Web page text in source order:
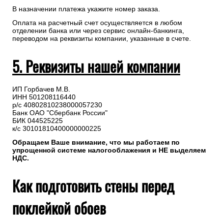
В назначении платежа укажите номер заказа.
Оплата на расчетный счет осуществляется в любом
отделении банка или через сервис онлайн-банкинга,
переводом на реквизиты компании, указанные в счете.
5. Реквизиты нашей компании
ИП Горбачев М.В.
ИНН 501208116440
р/с 40802810238000057230
Банк ОАО "Сбербанк России"
БИК 044525225
к/с 30101810400000000225
Обращаем Ваше внимание, что мы работаем по
упрощенной системе налогооблажения и НЕ выделяем
НДС.
Как подготовить стены перед
поклейкой обоев